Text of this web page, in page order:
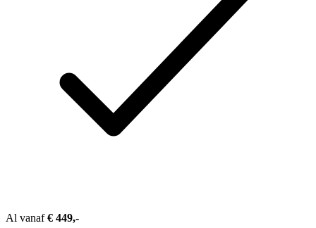
Al vanaf€ 449,-